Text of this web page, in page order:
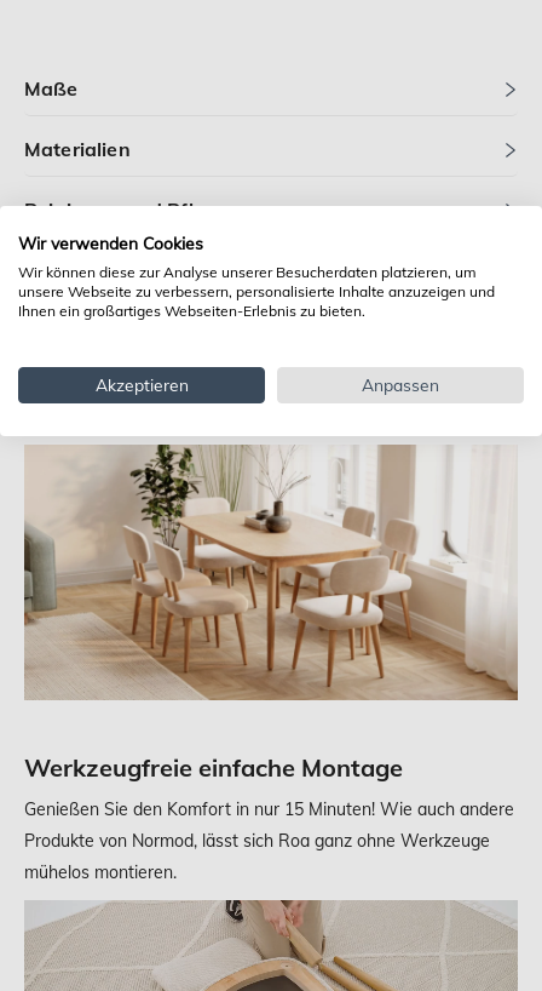
Maße
Materialien
Reinigung und Pflege
Perfekt abgestimmt
Roa setzt mit seinem hochwertigen Rahmen, dem
minimalistischen Design, das sich in jede Ecke Ihres Hauses
Werkzeugfreie einfache Montage
Genießen Sie den Komfort in nur 15 Minuten! Wie auch andere
Produkte von Normod, lässt sich Roa ganz ohne Werkzeuge
mühelos montieren.
Wir verwenden Cookies
Wir können diese zur Analyse unserer Besucherdaten platzieren, um
unsere Webseite zu verbessern, personalisierte Inhalte anzuzeigen und
Ihnen ein großartiges Webseiten-Erlebnis zu bieten.
Akzeptieren Anpassen